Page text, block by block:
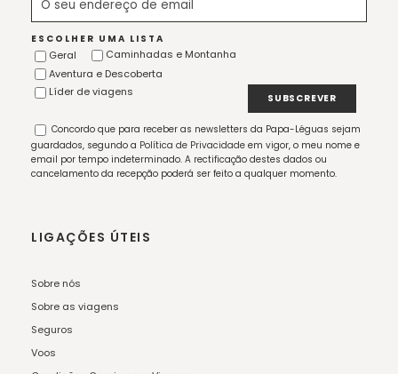
ESCOLHER UMA LISTA
Geral
Caminhadas e Montanha
Aventura e Descoberta
Líder de viagens
Concordo que para receber as newsletters da Papa-Léguas sejam
guardados, segundo a Política de Privacidade em vigor, o meu nome e
email por tempo indeterminado. A rectificação destes dados ou
cancelamento da recepção poderá ser feito a qualquer momento.
LIGAÇÕES ÚTEIS
Sobre nós
Sobre as viagens
Seguros
Voos